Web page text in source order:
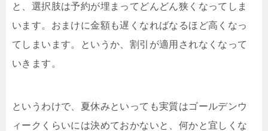
と、選択肢は予約が埋まってどんどん狭くなってしま
います。おまけに金額も遅くなればなるほど高くなっ
てしまいます。というか、割引が適用されなくなって
いきます。
というわけで、夏休みといっても実質はゴールデンウ
ィークくらいには決めておかないと、何かと宜しくな